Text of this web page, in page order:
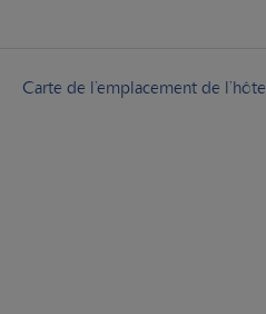
Carte de l’emplacement de l’hôtel